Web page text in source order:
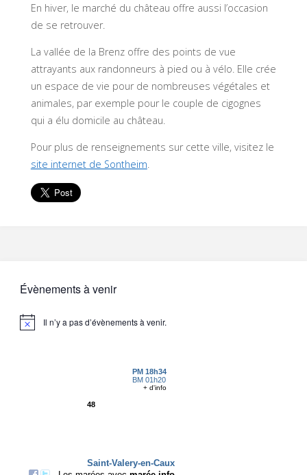
En hiver, le marché du château offre aussi l’occasion
de se retrouver.
La vallée de la Brenz offre des points de vue
attrayants aux randonneurs à pied ou à vélo. Elle crée
un espace de vie pour de nombreuses végétales et
animales, par exemple pour le couple de cigognes
qui a élu domicile au château.
Pour plus de renseignements sur cette ville, visitez le
site internet de Sontheim.
Évènements à venir
Il n’y a pas d’évènements à venir.